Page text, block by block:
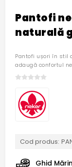
Pantofi
naturală
Pantofi ușori în stil
adaugă confortul
Cod produs:
Ghid